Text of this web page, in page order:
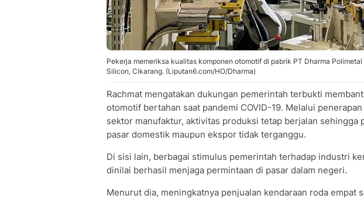
Pekerja memeriksa kualitas komponen otomotif di pabrik PT Dharma
Silicon, Cikarang. (Liputan6.com/HO/Dharma)
Rachmat mengatakan dukungan pemerintah terbukti
otomotif bertahan saat pandemi COVID-19. Melalui
sektor manufaktur, aktivitas produksi tetap berjalan sehingga
pasar domestik maupun ekspor tidak terganggu.
Di sisi lain, berbagai stimulus pemerintah terhadap industri
dinilai berhasil menjaga permintaan di pasar dalam negeri.
Menurut dia, meningkatnya penjualan kendaraan roda empat